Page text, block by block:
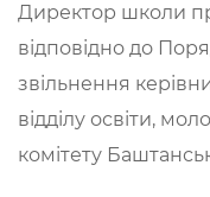
Директор школи
відповідно до
звільнення
відділу освіти,
комітету